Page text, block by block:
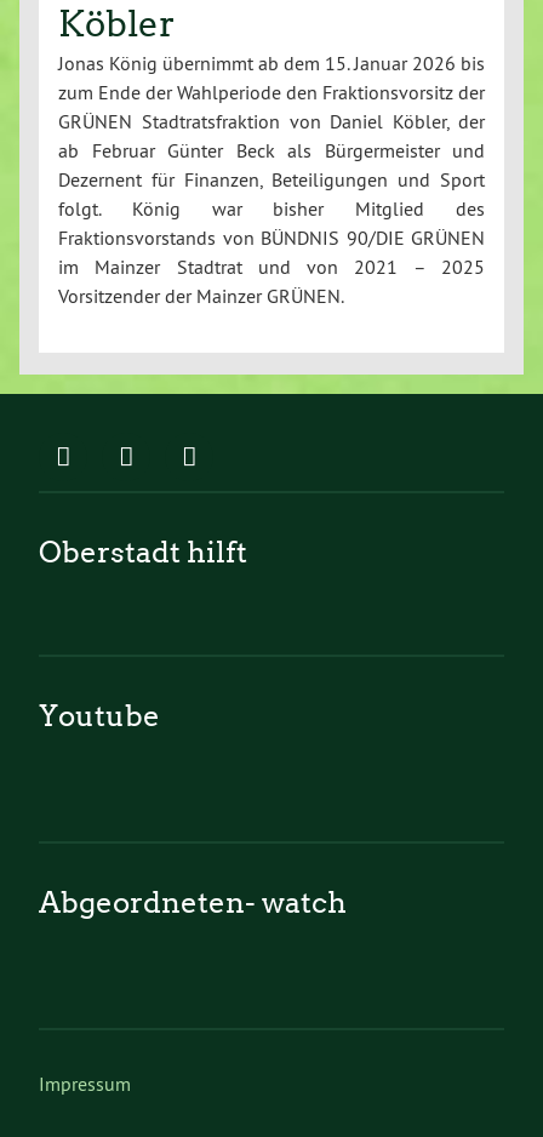
Köbler
Jonas König übernimmt ab dem 15. Januar 2026 bis
zum Ende der Wahlperiode den Fraktionsvorsitz der
GRÜNEN Stadtratsfraktion von Daniel Köbler, der
ab Februar Günter Beck als Bürgermeister und
Dezernent für Finanzen, Beteiligungen und Sport
folgt. König war bisher Mitglied des
Fraktionsvorstands von BÜNDNIS 90/DIE GRÜNEN
im Mainzer Stadtrat und von 2021 – 2025
Vorsitzender der Mainzer GRÜNEN.
Oberstadt hilft
Youtube
Abgeordneten- watch
Impressum